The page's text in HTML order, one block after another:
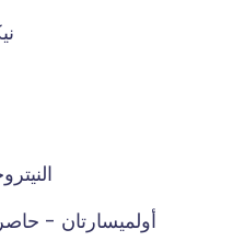
أولميسارتان -